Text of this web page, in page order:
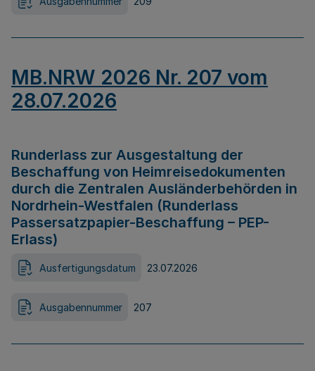
MB.NRW 2026 Nr. 207 vom
28.07.2026
Runderlass zur Ausgestaltung der
Beschaffung von Heimreisedokumenten
durch die Zentralen Ausländerbehörden in
Nordrhein-Westfalen (Runderlass
Passersatzpapier-Beschaffung – PEP-
Erlass)
Ausfertigungsdatum 23.07.2026
Ausgabennummer 207